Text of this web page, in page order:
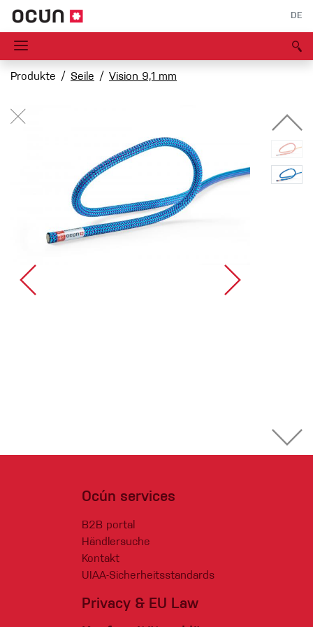
DE
Produkte Seile Vision 9,1 mm
Ocún services
B2B portal
Händlersuche
Kontakt
UIAA-Sicherheitsstandards
Privacy & EU Law